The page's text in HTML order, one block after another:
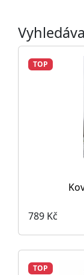
TOP
789 Kč
TOP